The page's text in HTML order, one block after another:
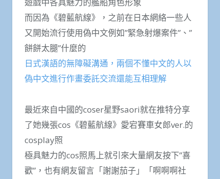
遊戲中各具魅力的艦船角色形象
而因為《碧藍航線》，之前在日本網絡一些人
又開始流行使用偽中文例如”緊急射爆案件”、”
餅餅太腿”什麼的
日式漢語的無障礙溝通，兩個不懂中文的人以
偽中文進行作畫委託交流還能互相理解
最近來自中國的coser星野saori就在推特分享
了她幾張cos《碧藍航線》愛宕賽車女郎ver.的
cosplay照
極具魅力的cos照馬上就引來大量網友按下”喜
歡”，也有網友留言「謝謝茄子」「啊啊啊社